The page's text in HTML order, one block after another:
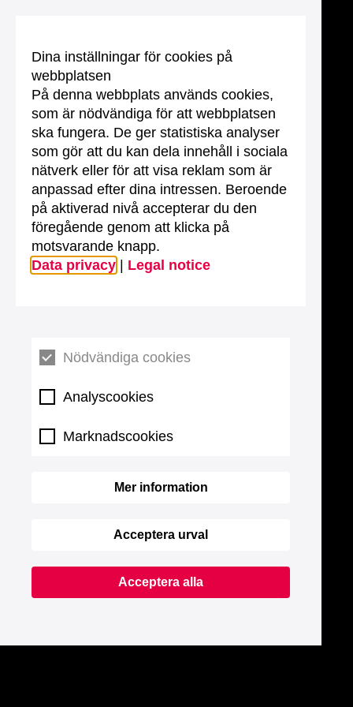
Dina inställningar för cookies på
webbplatsen
På denna webbplats används cookies,
som är nödvändiga för att webbplatsen
ska fungera. De ger statistiska analyser
som gör att du kan dela innehåll i sociala
nätverk eller för att visa reklam som är
anpassad efter dina intressen. Beroende
på aktiverad nivå accepterar du den
föregående genom att klicka på
motsvarande knapp.
Data privacy
Legal notice
Nödvändiga cookies
Analyscookies
Marknadscookies
Mer information
Acceptera urval
Acceptera alla